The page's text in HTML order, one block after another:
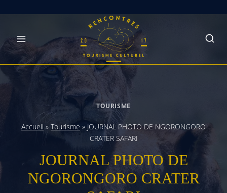
content
TOURISME
Accueil » Tourisme » JOURNAL PHOTO DE NGORONGORO
CRATER SAFARI
JOURNAL PHOTO DE
NGORONGORO CRATER